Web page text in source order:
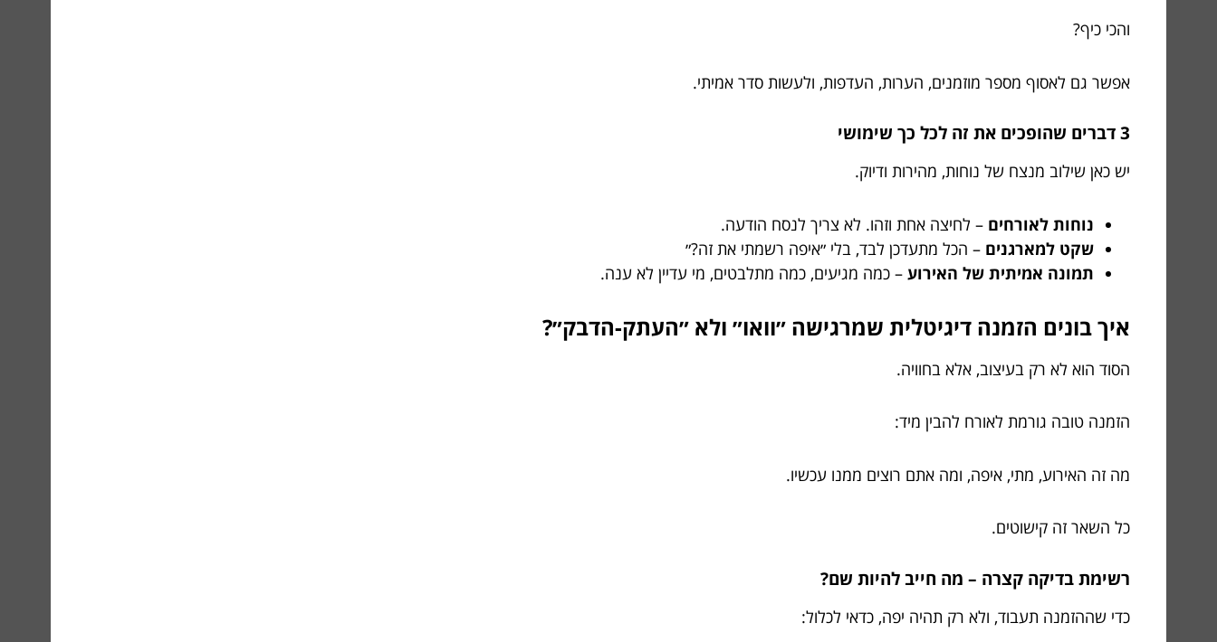
והכי כיף?
אפשר גם לאסוף מספר מוזמנים, הערות, העדפות, ולעשות סדר אמיתי.
3 דברים שהופכים את זה לכל כך שימושי
יש כאן שילוב מנצח של נוחות, מהירות ודיוק.
נוחות לאורחים – לחיצה אחת וזהו. לא צריך לנסח הודעה.
שקט למארגנים – הכל מתעדכן לבד, בלי ״איפה רשמתי את זה?״
תמונה אמיתית של האירוע – כמה מגיעים, כמה מתלבטים, מי עדיין לא ענה.
איך בונים הזמנה דיגיטלית שמרגישה ״וואו״ ולא ״העתק-הדבק״?
הסוד הוא לא רק בעיצוב, אלא בחוויה.
הזמנה טובה גורמת לאורח להבין מיד:
מה זה האירוע, מתי, איפה, ומה אתם רוצים ממנו עכשיו.
כל השאר זה קישוטים.
רשימת בדיקה קצרה – מה חייב להיות שם?
כדי שההזמנה תעבוד, ולא רק תהיה יפה, כדאי לכלול: